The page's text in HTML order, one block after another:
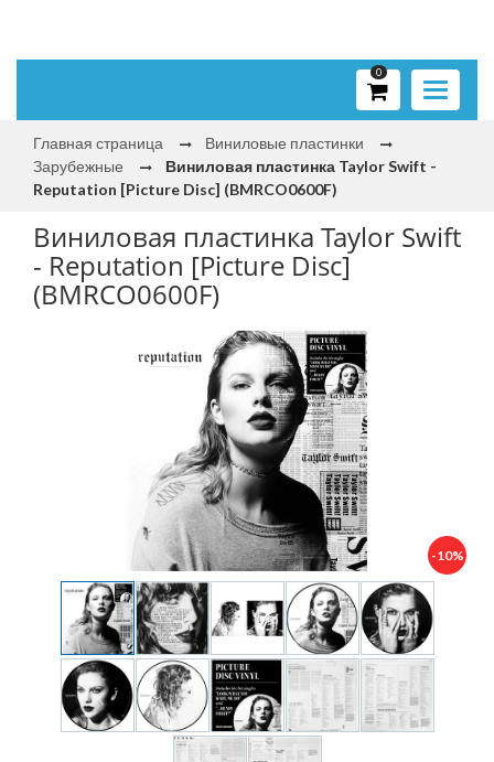
Toggle
0
Главная страница
Виниловые пластинки
Зарубежные
Виниловая пластинка Taylor Swift -
Reputation [Picture Disc] (BMRCO0600F)
Виниловая пластинка Taylor Swift
- Reputation [Picture Disc]
(BMRCO0600F)
-10%